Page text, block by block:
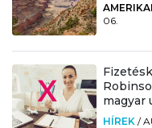
06.
magyar
HÍREK /